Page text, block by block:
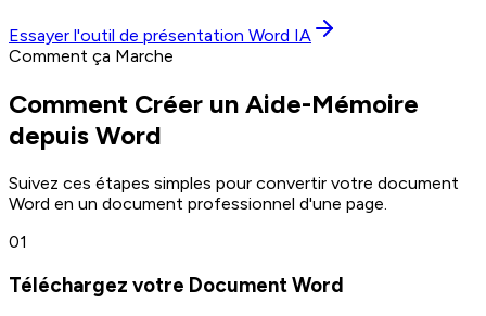
Essayer l'outil de présentation Word IA
Comment ça Marche
Comment Créer un Aide-Mémoire
depuis Word
Suivez ces étapes simples pour convertir votre document
Word en un document professionnel d'une page.
01
Téléchargez votre Document Word